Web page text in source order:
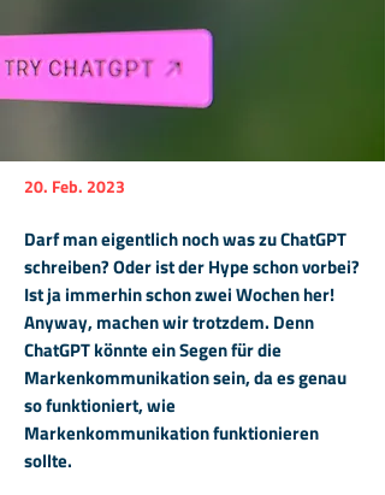
20. Feb. 2023
Darf man eigentlich noch was zu ChatGPT
schreiben? Oder ist der Hype schon vorbei?
Ist ja immerhin schon zwei Wochen her!
Anyway, machen wir trotzdem. Denn
ChatGPT könnte ein Segen für die
Markenkommunikation sein, da es genau
so funktioniert, wie
Markenkommunikation funktionieren
sollte.